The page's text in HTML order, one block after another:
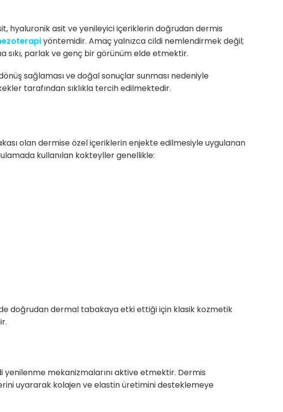
hyaluronik asit ve yenileyici içeriklerin doğrudan dermis
yöntemidir. Amaç yalnızca cildi nemlendirmek değil;
sıkı, parlak ve genç bir görünüm elde etmektir.
sağlaması ve doğal sonuçlar sunması nedeniyle
tarafından sıklıkla tercih edilmektedir.
olan dermise özel içeriklerin enjekte edilmesiyle uygulanan
kullanılan kokteyller genellikle:
doğrudan dermal tabakaya etki ettiği için klasik kozmetik
yenilenme mekanizmalarını aktive etmektir. Dermis
uyararak kolajen ve elastin üretimini desteklemeye